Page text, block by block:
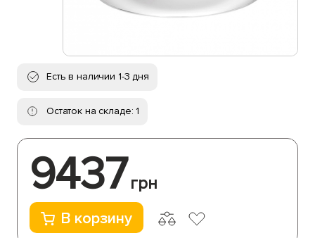
Есть в наличии 1-3 дня
Остаток на складе: 1
9437грн
В корзину